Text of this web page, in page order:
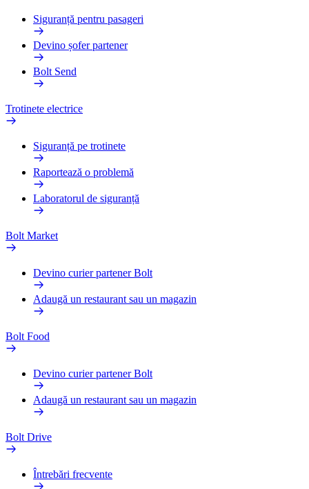
Siguranță pentru pasageri
Devino șofer partener
Bolt Send
Trotinete electrice
Siguranță pe trotinete
Raportează o problemă
Laboratorul de siguranță
Bolt Market
Devino curier partener Bolt
Adaugă un restaurant sau un magazin
Bolt Food
Devino curier partener Bolt
Adaugă un restaurant sau un magazin
Bolt Drive
Întrebări frecvente